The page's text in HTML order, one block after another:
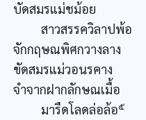
บัดสมรแม่ชม้อย
สาวสรรควิลาปพ้อ
จักกฤษณพิศกวางลาง
ขัดสมรแม่วอนรคาง
จำจากฝากลักษณเมื้อ
มารืดโลดล่อล้อ๕